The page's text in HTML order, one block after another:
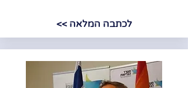
לכתבה המלאה >>